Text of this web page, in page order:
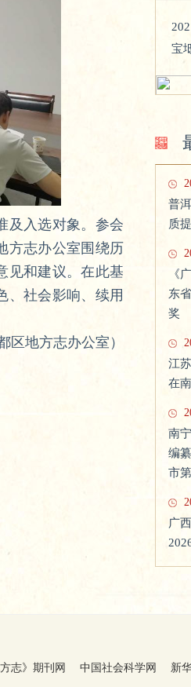
入选对象。参会
方志办公室围绕历
见和建议。在此基
、社会影响、续用
地方志办公室）
宝
国
工
开
吉
（
普
质
《
东
奖
江
在
南
编
市
广
志》期刊网 中国社会科学网 新